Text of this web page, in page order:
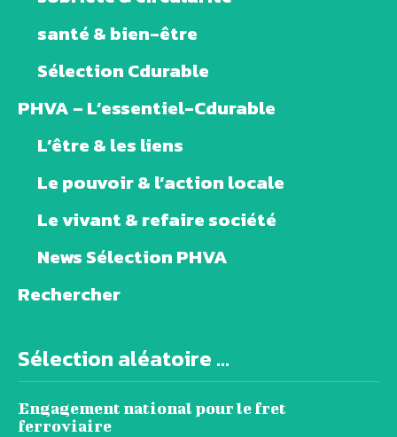
santé & bien-être
Sélection Cdurable
PHVA – L’essentiel-Cdurable
L’être & les liens
Le pouvoir & l’action locale
Le vivant & refaire société
News Sélection PHVA
Rechercher
Sélection aléatoire ...
Engagement national pour le fret
ferroviaire